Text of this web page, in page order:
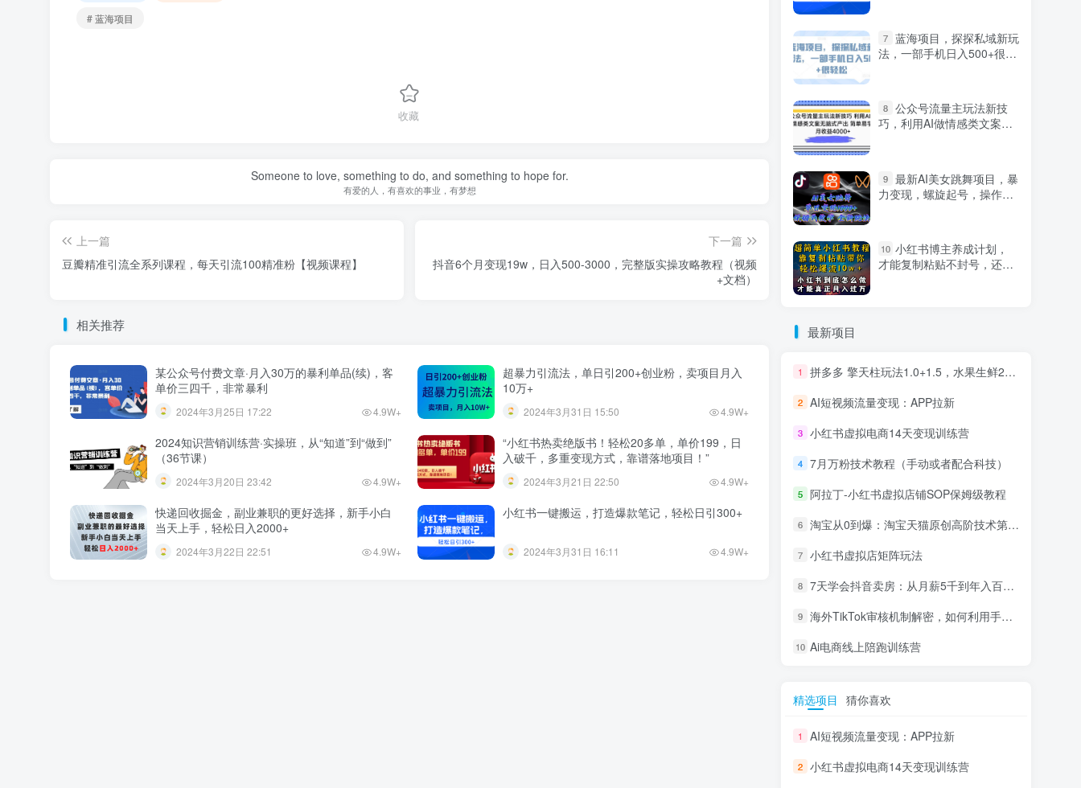
# 蓝海项目
收藏
Someone to love, something to do, and something to hope for.
有爱的人，有喜欢的事业，有梦想
上一篇
豆瓣精准引流全系列课程，每天引流100精准粉【视频课程】
下一篇
抖音6个月变现19w，日入500-3000，完整版实操攻略教程（视频
+文档）
相关推荐
某公众号付费文章·月入30万的暴利单品(续)，客
单价三四千，非常暴利
2024年3月25日 17:22 4.9W+
超暴力引流法，单日引200+创业粉，卖项目月入
10万+
2024年3月31日 15:50 4.9W+
2024知识营销训练营·实操班，从“知道”到“做到”
（36节课）
2024年3月20日 23:42 4.9W+
“小红书热卖绝版书！轻松20多单，单价199，日
入破千，多重变现方式，靠谱落地项目！”
2024年3月21日 22:50 4.9W+
快递回收掘金，副业兼职的更好选择，新手小白
当天上手，轻松日入2000+
2024年3月22日 22:51 4.9W+
小红书一键搬运，打造爆款笔记，轻松日引300+
2024年3月31日 16:11 4.9W+
7 蓝海项目，探探私域新玩
法，一部手机日入500+很轻
8 公众号流量主玩法新技
巧，利用AI做情感类文案无
9 最新AI美女跳舞项目，暴
力变现，螺旋起号，操作简
10 小红书博主养成计划，
才能复制粘贴不封号，还能
最新项目
1 拼多多 擎天柱玩法1.0+1.5，水果生鲜2小时起量,标品2天爆单,利润率提升30%
2 AI短视频流量变现：APP拉新
3 小红书虚拟电商14天变现训练营
4 7月万粉技术教程（手动或者配合科技）
5 阿拉丁-小红书虚拟店铺SOP保姆级教程
6 淘宝从0到爆：淘宝天猫原创高阶技术第69期
7 小红书虚拟店矩阵玩法
8 7天学会抖音卖房：从月薪5千到年入百万，新时代房产经纪人必备技能
9 海外TikTok审核机制解密，如何利用手法轻松搬运过审
10 Ai电商线上陪跑训练营
精选项目 猜你喜欢
1 AI短视频流量变现：APP拉新
2 小红书虚拟电商14天变现训练营